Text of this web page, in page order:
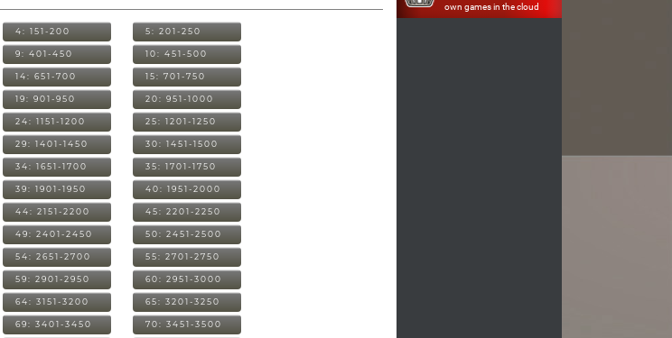
4: 151-200 5: 201-250
9: 401-450 10: 451-500
14: 651-700 15: 701-750
19: 901-950 20: 951-1000
24: 1151-1200 25: 1201-1250
29: 1401-1450 30: 1451-1500
34: 1651-1700 35: 1701-1750
39: 1901-1950 40: 1951-2000
44: 2151-2200 45: 2201-2250
49: 2401-2450 50: 2451-2500
54: 2651-2700 55: 2701-2750
59: 2901-2950 60: 2951-3000
64: 3151-3200 65: 3201-3250
69: 3401-3450 70: 3451-3500
own games in the cloud